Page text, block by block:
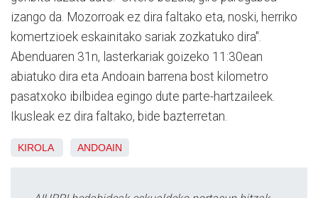
izango da. Mozorroak ez dira faltako eta, noski, herriko
komertzioek eskainitako sariak zozkatuko dira".
Abenduaren 31n, lasterkariak goizeko 11:30ean
abiatuko dira eta Andoain barrena bost kilometro
pasatxoko ibilbidea egingo dute parte-hartzaileek.
Ikusleak ez dira faltako, bide bazterretan.
KIROLA ANDOAIN